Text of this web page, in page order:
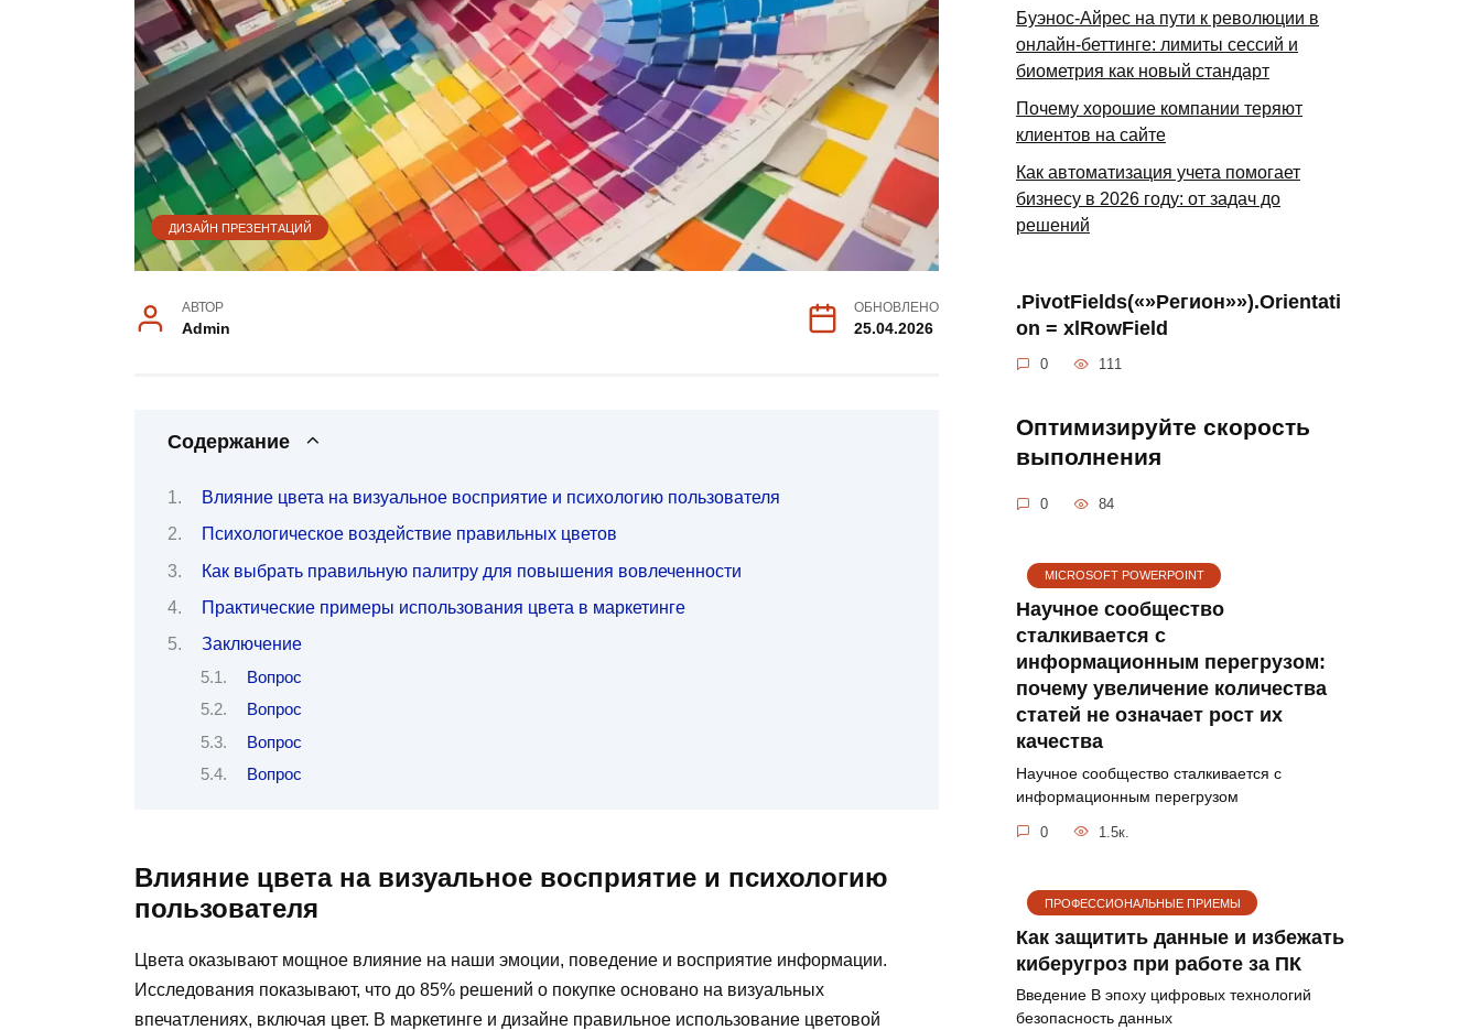
ДИЗАЙН ПРЕЗЕНТАЦИЙ
АВТОР
Admin
ОБНОВЛЕНО
25.04.2026
Содержание
Влияние цвета на визуальное восприятие и психологию пользователя
Психологическое воздействие правильных цветов
Как выбрать правильную палитру для повышения вовлеченности
Практические примеры использования цвета в маркетинге
Заключение
Вопрос
Вопрос
Вопрос
Вопрос
Влияние цвета на визуальное восприятие и психологию
пользователя
Цвета оказывают мощное влияние на наши эмоции, поведение и восприятие информации.
Исследования показывают, что до 85% решений о покупке основано на визуальных
впечатлениях, включая цвет. В маркетинге и дизайне правильное использование цветовой
Буэнос-Айрес на пути к революции в
онлайн-беттинге: лимиты сессий и
биометрия как новый стандарт
Почему хорошие компании теряют
клиентов на сайте
Как автоматизация учета помогает
бизнесу в 2026 году: от задач до
решений
.PivotFields(«»Регион»»).Orientati
on = xlRowField
0 111
Оптимизируйте скорость
выполнения
0 84
MICROSOFT POWERPOINT
Научное сообщество
сталкивается с
информационным перегрузом:
почему увеличение количества
статей не означает рост их
качества
Научное сообщество сталкивается с
информационным перегрузом
0 1.5к.
ПРОФЕССИОНАЛЬНЫЕ ПРИЕМЫ
Как защитить данные и избежать
киберугроз при работе за ПК
Введение В эпоху цифровых технологий
безопасность данных